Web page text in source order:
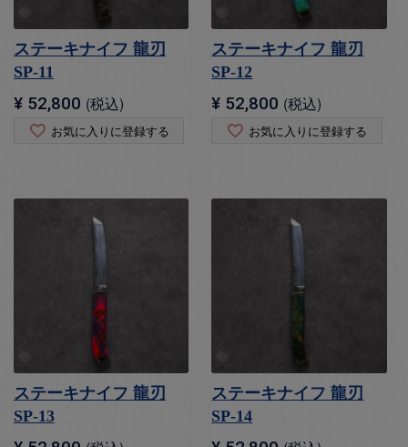
ステーキナイフ 龍刃
SP-11
¥ 52,800 税込
お気に入りに登録する
ステーキナイフ 龍刃
SP-12
¥ 52,800 税込
お気に入りに登録する
ステーキナイフ 龍刃
SP-13
ステーキナイフ 龍刃
SP-14